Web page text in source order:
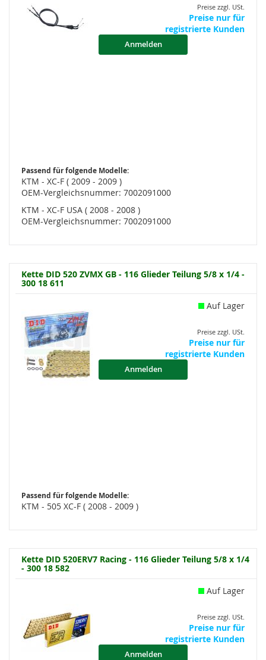
Preise zzgl. USt.
Preise nur für
registrierte Kunden
Anmelden
Passend für folgende Modelle:
KTM - XC-F ( 2009 - 2009 )
OEM-Vergleichsnummer: 7002091000
KTM - XC-F USA ( 2008 - 2008 )
OEM-Vergleichsnummer: 7002091000
Kette DID 520 ZVMX GB - 116 Glieder Teilung 5/8 x 1/4 -
300 18 611
Auf Lager
Preise zzgl. USt.
Preise nur für
registrierte Kunden
Anmelden
Passend für folgende Modelle:
KTM - 505 XC-F ( 2008 - 2009 )
Kette DID 520ERV7 Racing - 116 Glieder Teilung 5/8 x 1/4
- 300 18 582
Auf Lager
Preise zzgl. USt.
Preise nur für
registrierte Kunden
Anmelden